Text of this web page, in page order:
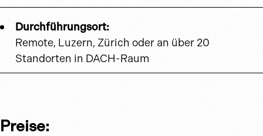
Durchführungsort:
Remote, Luzern, Zürich oder an über 20
Standorten in DACH-Raum
Preise: